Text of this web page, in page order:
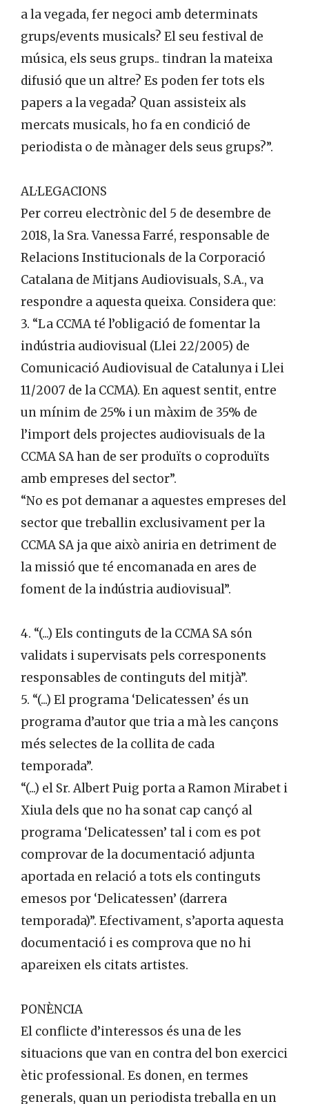
a la vegada, fer negoci amb determinats
grups/events musicals? El seu festival de
música, els seus grups.. tindran la mateixa
difusió que un altre? Es poden fer tots els
papers a la vegada? Quan assisteix als
mercats musicals, ho fa en condició de
periodista o de mànager dels seus grups?”.
AL·LEGACIONS
Per correu electrònic del 5 de desembre de
2018, la Sra. Vanessa Farré, responsable de
Relacions Institucionals de la Corporació
Catalana de Mitjans Audiovisuals, S.A., va
respondre a aquesta queixa. Considera que:
3. “La CCMA té l’obligació de fomentar la
indústria audiovisual (Llei 22/2005) de
Comunicació Audiovisual de Catalunya i Llei
11/2007 de la CCMA). En aquest sentit, entre
un mínim de 25% i un màxim de 35% de
l’import dels projectes audiovisuals de la
CCMA SA han de ser produïts o coproduïts
amb empreses del sector”.
“No es pot demanar a aquestes empreses del
sector que treballin exclusivament per la
CCMA SA ja que això aniria en detriment de
la missió que té encomanada en ares de
foment de la indústria audiovisual”.
4. “(...) Els continguts de la CCMA SA són
validats i supervisats pels corresponents
responsables de continguts del mitjà”.
5. “(...) El programa ‘Delicatessen’ és un
programa d’autor que tria a mà les cançons
més selectes de la collita de cada
temporada”.
“(...) el Sr. Albert Puig porta a Ramon Mirabet i
Xiula dels que no ha sonat cap cançó al
programa ‘Delicatessen’ tal i com es pot
comprovar de la documentació adjunta
aportada en relació a tots els continguts
emesos por ‘Delicatessen’ (darrera
temporada)”. Efectivament, s’aporta aquesta
documentació i es comprova que no hi
apareixen els citats artistes.
PONÈNCIA
El conflicte d’interessos és una de les
situacions que van en contra del bon exercici
ètic professional. Es donen, en termes
generals, quan un periodista treballa en un